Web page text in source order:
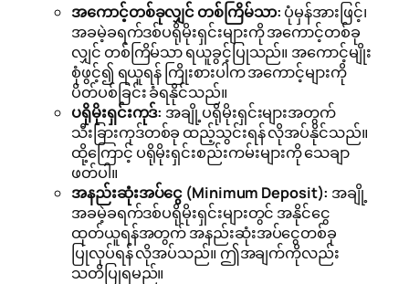
အကောင့်တစ်ခုလျှင် တစ်ကြိမ်သာ: ပုံမှန်အားဖြင့်၊
အခမဲ့ခရက်ဒစ်ပရိုမိုးရှင်းများကို အကောင့်တစ်ခု
လျှင် တစ်ကြိမ်သာ ရယူခွင့်ပြုသည်။ အကောင့်မျိုး
စုံဖွင့်၍ ရယူရန် ကြိုးစားပါက အကောင့်များကို
ပိတ်ပစ်ခြင်း ခံရနိုင်သည်။
ပရိုမိုးရှင်းကုဒ်: အချို့ပရိုမိုးရှင်းများအတွက်
သီးခြားကုဒ်တစ်ခု ထည့်သွင်းရန် လိုအပ်နိုင်သည်။
ထို့ကြောင့် ပရိုမိုးရှင်းစည်းကမ်းများကို သေချာ
ဖတ်ပါ။
အနည်းဆုံးအပ်ငွေ (Minimum Deposit): အချို့
အခမဲ့ခရက်ဒစ်ပရိုမိုးရှင်းများတွင် အနိုင်ငွေ
ထုတ်ယူရန်အတွက် အနည်းဆုံးအပ်ငွေတစ်ခု
ပြုလုပ်ရန် လိုအပ်သည်။ ဤအချက်ကိုလည်း
သတိပြုရမည်။